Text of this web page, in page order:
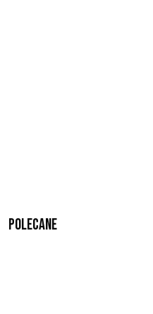
Polecane